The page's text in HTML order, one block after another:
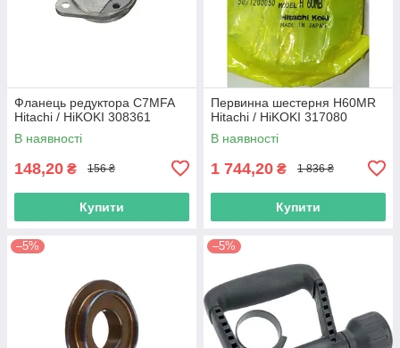
Фланець редуктора C7MFA
Hitachi / HiKOKI 308361
В наявності
148,20 ₴ 156 ₴
Купити
Первинна шестерня H60MR
Hitachi / HiKOKI 317080
В наявності
1 744,20 ₴ 1 836 ₴
Купити
–5% –5%